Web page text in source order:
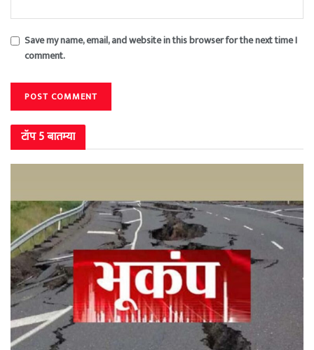
Save my name, email, and website in this browser for the next time I
comment.
टॉप 5 बातम्या